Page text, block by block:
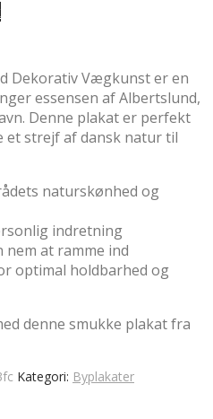
Dekorativ Vægkunst er en
essensen af Albertslund,
Denne plakat er perfekt
et strejf af dansk natur til
naturskønhed og
indretning
nem at ramme ind
optimal holdbarhed og
denne smukke plakat fra
Kategori: Byplakater